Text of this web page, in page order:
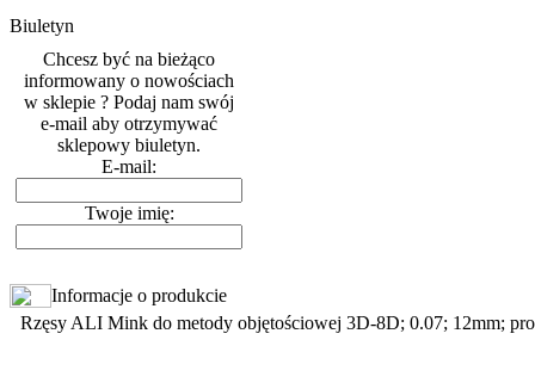
Biuletyn
Chcesz być na bieżąco
informowany o nowościach
w sklepie ? Podaj nam swój
e-mail aby otrzymywać
sklepowy biuletyn.
E-mail:
Twoje imię:
Informacje o produkcie
Rzęsy ALI Mink do metody objętościowej 3D-8D; 0.07; 12mm;